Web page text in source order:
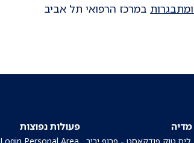
במרכז הרפואי תל אביב
מדיה פעולות נפוצות